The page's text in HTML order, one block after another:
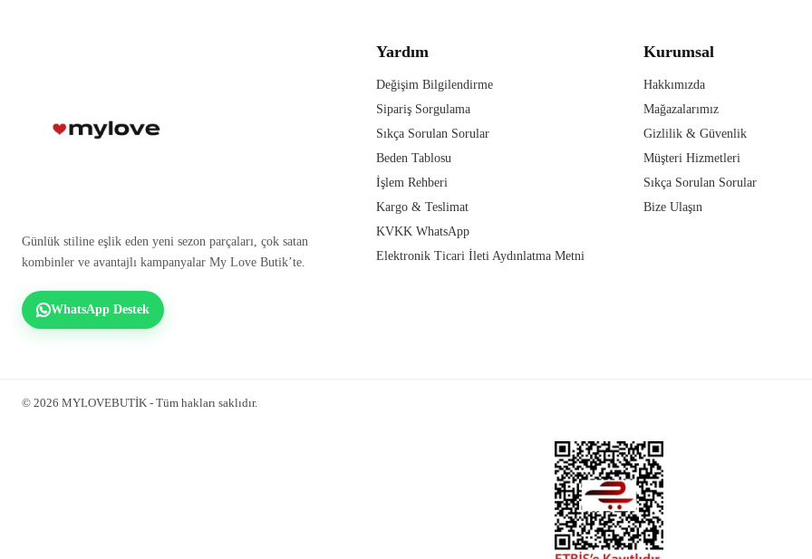
Günlük stiline eşlik eden yeni sezon parçaları, çok satan
kombinler ve avantajlı kampanyalar My Love Butik’te.
WhatsApp Destek
Yardım
Değişim Bilgilendirme
Sipariş Sorgulama
Sıkça Sorulan Sorular
Beden Tablosu
İşlem Rehberi
Kargo & Teslimat
KVKK WhatsApp
Elektronik Ticari İleti Aydınlatma Metni
Kurumsal
Hakkımızda
Mağazalarımız
Gizlilik & Güvenlik
Müşteri Hizmetleri
Sıkça Sorulan Sorular
Bize Ulaşın
© 2026 MYLOVEBUTİK - Tüm hakları saklıdır.